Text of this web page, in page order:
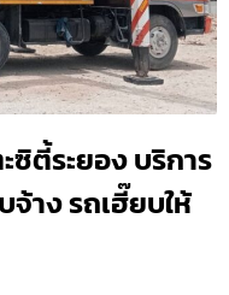
ซิตี้ระยอง บริการ
จ้าง รถเฮี๊ยบให้